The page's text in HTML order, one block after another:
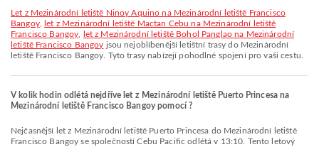
let z Mezinárodní letiště Ninoy Aquino na Mezinárodní letiště Francisco
Bangoy,
let z Mezinárodní letiště Mactan Cebu na Mezinárodní letiště
Francisco Bangoy
let z Mezinárodní letiště Bohol Panglao na Mezinárodní
letiště Francisco Bangoy jsou nejoblíbenější letištní trasy do Mezinárodní
letiště Francisco Bangoy. Tyto trasy nabízejí pohodlné spojení pro vaši cestu.
V kolik hodin odlétá nejdříve let z Mezinárodní letiště Puerto Princesa na
Mezinárodní letiště Francisco Bangoy pomocí ?
Nejčasnější let z Mezinárodní letiště Puerto Princesa do Mezinárodní letiště
Francisco Bangoy se společností Cebu Pacific odlétá v 13:10. Tento letový